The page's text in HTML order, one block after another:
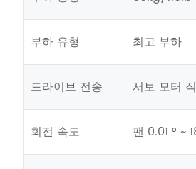
부하 유형 최고 부하
드라이브 전송 서보 모터
회전 속도 팬 0.01 ° ~